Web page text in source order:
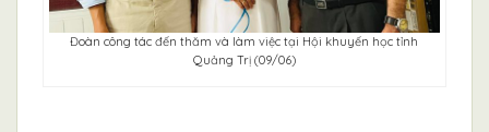
Đoàn công tác đến thăm và làm việc tại Hội khuyến học tỉnh
Quảng Trị (09/06)